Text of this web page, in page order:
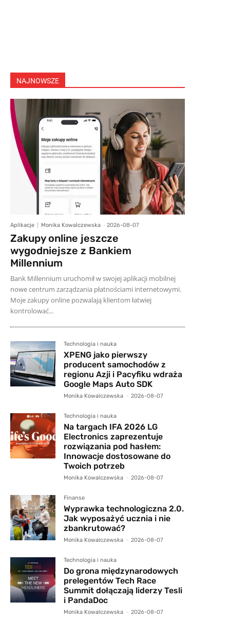
NAJNOWSZE
Aplikacje Monika Kowalczewska - 2026-08-07
Zakupy online jeszcze
wygodniejsze z Bankiem
Millennium
Bank Millennium uruchomił w swojej aplikacji mobilnej
nowe centrum zarządzania płatnościami internetowymi.
Moje zakupy online pozwalają klientom łatwiej
kontrolować...
Technologia i nauka
XPENG jako pierwszy
producent samochodów z
regionu Azji i Pacyfiku wdraża
Google Maps Auto SDK
Monika Kowalczewska - 2026-08-07
Technologia i nauka
Na targach IFA 2026 LG
Electronics zaprezentuje
rozwiązania pod hasłem:
Innowacje dostosowane do
Twoich potrzeb
Monika Kowalczewska - 2026-08-07
Finanse
Wyprawka technologiczna 2.0.
Jak wyposażyć ucznia i nie
zbankrutować?
Monika Kowalczewska - 2026-08-07
Technologia i nauka
Do grona międzynarodowych
prelegentów Tech Race
Summit dołączają liderzy Tesli
i PandaDoc
Monika Kowalczewska - 2026-08-07